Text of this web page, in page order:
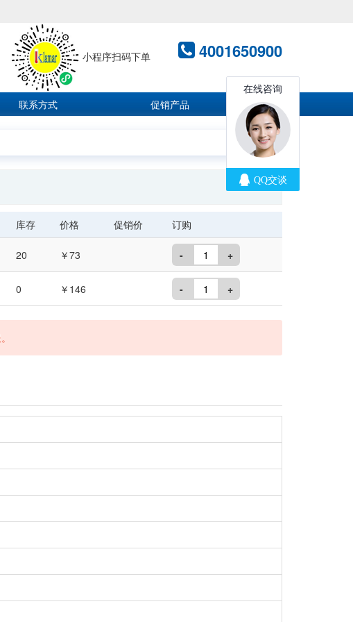
小程序扫码下单 4001650900
联系方式 促销产品
库存 价格 促销价 订购
20 ￥73 - +
0 ￥146 - +